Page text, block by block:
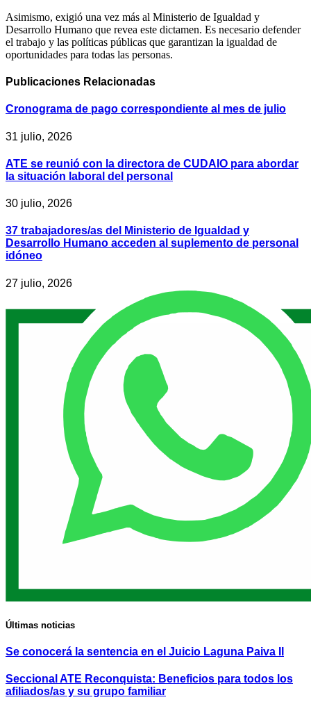
Asimismo, exigió una vez más al Ministerio de Igualdad y
Desarrollo Humano que revea este dictamen. Es necesario defender
el trabajo y las políticas públicas que garantizan la igualdad de
oportunidades para todas las personas.
Publicaciones Relacionadas
Cronograma de pago correspondiente al mes de julio
31 julio, 2026
ATE se reunió con la directora de CUDAIO para abordar
la situación laboral del personal
30 julio, 2026
37 trabajadores/as del Ministerio de Igualdad y
Desarrollo Humano acceden al suplemento de personal
idóneo
27 julio, 2026
Últimas noticias
Se conocerá la sentencia en el Juicio Laguna Paiva II
Seccional ATE Reconquista: Beneficios para todos los
afiliados/as y su grupo familiar